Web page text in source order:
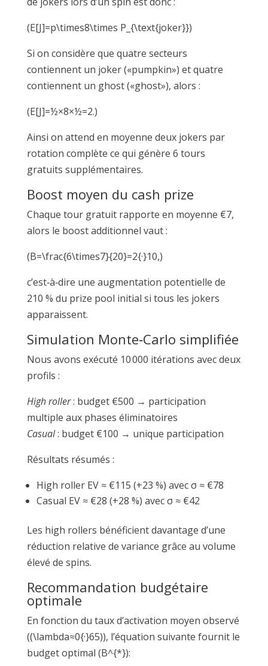
(E[J]=p\times8\times P_{\text{joker}})
Si on considère que quatre secteurs
contiennent un joker («pumpkin») et quatre
contiennent un ghost («ghost»), alors :
(E[J]=½×8×½=2.)
Ainsi on attend en moyenne deux jokers par
rotation complète ce qui génère 6 tours
gratuits supplémentaires.
Boost moyen du cash prize
Chaque tour gratuit rapporte en moyenne €7,
alors le boost additionnel vaut :
(B=\frac{6\times7}{20}=2{·}10,)
c’est‑à‑dire une augmentation potentielle de
210 % du prize pool initial si tous les jokers
apparaissent.
Simulation Monte‑Carlo simplifiée
Nous avons exécuté 10 000 itérations avec deux
profils :
High roller: budget €500 → participation
multiple aux phases éliminatoires
Casual: budget €100 → unique participation
Résultats résumés :
High roller EV ≈ €115 (+23 %) avec σ ≈ €78
Casual EV ≈ €28 (+28 %) avec σ ≈ €42
Les high rollers bénéficient davantage d’une
réduction relative de variance grâce au volume
élevé de spins.
Recommandation budgétaire
optimale
En fonction du taux d’activation moyen observé
((\lambda≈0{·}65)), l’équation suivante fournit le
budget optimal (B^{*}):